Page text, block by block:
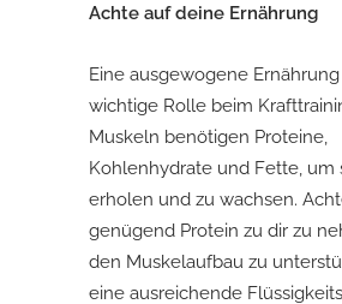
Achte auf deine Ernährung
Eine ausgewogene
wichtige Rolle beim
Muskeln benötigen Proteine,
Kohlenhydrate und Fette, um
erholen und zu wachsen.
genügend Protein zu dir zu
den Muskelaufbau zu
eine ausreichende